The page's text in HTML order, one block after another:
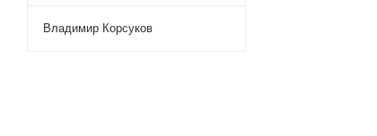
Владимир Корсуков